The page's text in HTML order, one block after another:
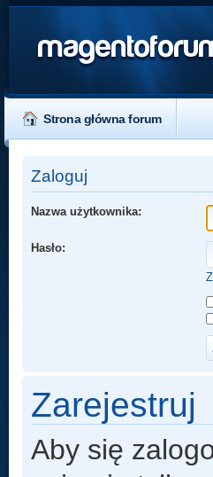
Strona główna forum
Zaloguj
Nazwa użytkownika:
Hasło:
Zarejestruj
Aby się